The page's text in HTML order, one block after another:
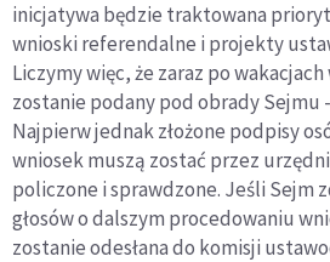
inicjatywa będzie traktowana
wnioski referendalne i projekty
Liczymy więc, że zaraz po
zostanie podany pod obrady Sejmu
Najpierw jednak złożone podpisy
wniosek muszą zostać przez
policzone i sprawdzone. Jeśli Sejm
głosów o dalszym procedowaniu
zostanie odesłana do komisji